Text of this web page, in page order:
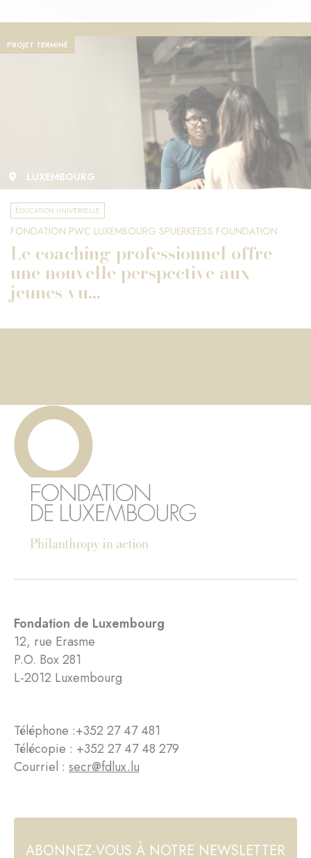
PROJET TERMINÉ
LUXEMBOURG
ÉDUCATION UNIVERSELLE
FONDATION PWC LUXEMBOURG SPUERKEESS FOUNDATION
Le coaching professionnel offre
une nouvelle perspective aux
jeunes vu...
Fondation de Luxembourg
12, rue Erasme
P.O. Box 281
L-2012 Luxembourg
Téléphone :+352 27 47 481
Télécopie : +352 27 47 48 279
Courriel : secr@fdlux.lu
ABONNEZ-VOUS À NOTRE NEWSLETTER